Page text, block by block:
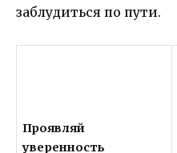
заблудиться по пути.
Проявляй
уверенность